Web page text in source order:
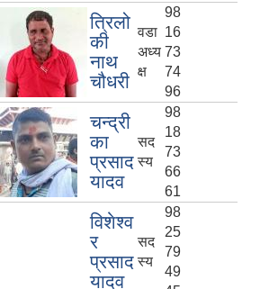
त्रिलो
की
नाथ
चौधरी
वडा
अध्य
क्ष
98
16
73
74
96
चन्द्री
का
प्रसाद
यादव
सद
स्य
98
18
73
66
61
विशेश्व
र
प्रसाद
यादव
सद
स्य
98
25
79
49